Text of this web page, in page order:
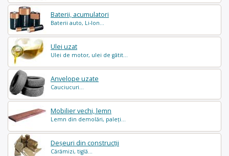
Baterii, acumulatori
Baterii auto, Li-Ion...
Ulei uzat
Ulei de motor, ulei de gătit...
Anvelope uzate
Cauciucuri...
Mobilier vechi, lemn
Lemn din demolări, paleți...
Deșeuri din construcții
Cărămizi, tiglă...